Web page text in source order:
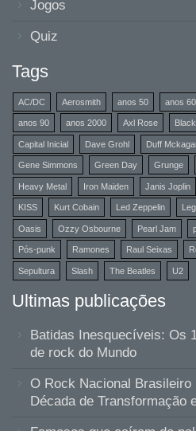
Jogos
Quiz
Tags
AC/DC Aerosmith anos 50 anos 60
anos 90 anos 2000 Axl Rose
Capital Inicial Dave Grohl Duff
Gene Simmons Green Day Grunge
Heavy Metal Iron Maiden Janis Joplin
KISS Kurt Cobain Led Zeppelin
Oasis Ozzy Osbourne Pearl Jam
Pós-punk Ramones Raul Seixas
Sepultura Slash The Beatles U2
Ultimas publicações
Batidas Inesquecíveis: Os
de rock do Mundo
O Rock Nacional Brasileiro
Década de Transformação